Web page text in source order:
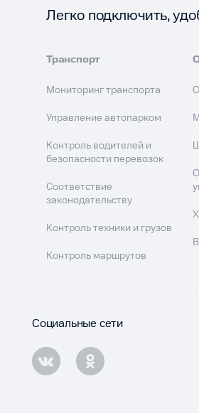
Легко подключить,
Транспорт
Мониторинг транспорта
Управление автопарком
Контроль водителей и
безопасности перевозок
Соответствие
законодательству
Контроль техники и грузов
Контроль маршрутов
Социальные сети